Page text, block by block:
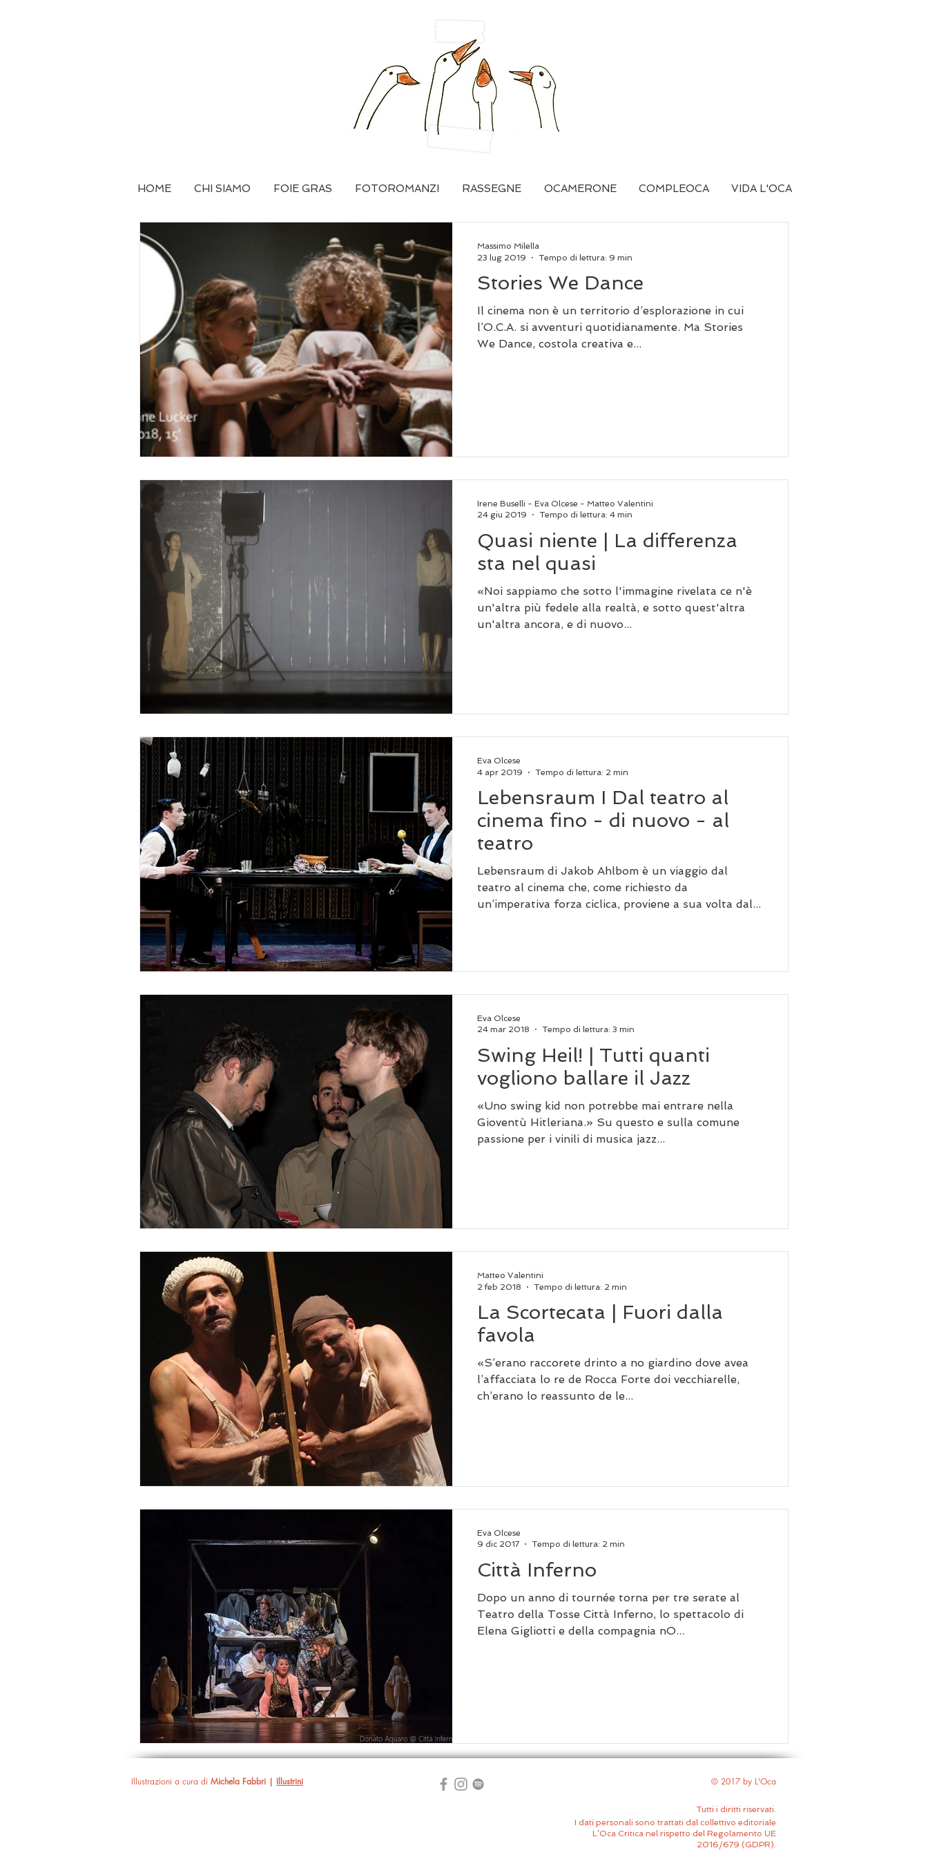
HOME CHI SIAMO FOIE GRAS FOTOROMANZI RASSEGNE OCAMERONE COMPLEOCA VIDA L'OCA
Stories We Dance
Il cinema non è un territorio d’esplorazione in cui
l’O.C.A. si avventuri quotidianamente. Ma Stories
We Dance, costola creativa e...
Massimo Milella
23 lug 2019
Tempo di lettura: 9 min
Quasi niente | La differenza
sta nel quasi
«Noi sappiamo che sotto l'immagine rivelata ce n'è
un'altra più fedele alla realtà, e sotto quest'altra
un'altra ancora, e di nuovo...
Irene Buselli - Eva Olcese - Matteo Valentini
24 giu 2019
Tempo di lettura: 4 min
Lebensraum I Dal teatro al
cinema fino - di nuovo - al
teatro
Lebensraum di Jakob Ahlbom è un viaggio dal
teatro al cinema che, come richiesto da
un’imperativa forza ciclica, proviene a sua volta dal...
Eva Olcese
4 apr 2019
Tempo di lettura: 2 min
Swing Heil! | Tutti quanti
vogliono ballare il Jazz
«Uno swing kid non potrebbe mai entrare nella
Gioventù Hitleriana.» Su questo e sulla comune
passione per i vinili di musica jazz...
Eva Olcese
24 mar 2018
Tempo di lettura: 3 min
La Scortecata | Fuori dalla
favola
«S’erano raccorete drinto a no giardino dove avea
l’affacciata lo re de Rocca Forte doi vecchiarelle,
ch’erano lo reassunto de le...
Matteo Valentini
2 feb 2018
Tempo di lettura: 2 min
Città Inferno
Dopo un anno di tournée torna per tre serate al
Teatro della Tosse Città Inferno, lo spettacolo di
Elena Gigliotti e della compagnia nO...
Eva Olcese
9 dic 2017
Tempo di lettura: 2 min
Illustrazioni a cura di Michela Fabbri | Illustrini © 2017 by L'Oca
Tutti i diritti riservati.
I dati personali sono trattati dal collettivo editoriale
L’Oca Critica nel rispetto del Regolamento UE
2016/679 (GDPR).